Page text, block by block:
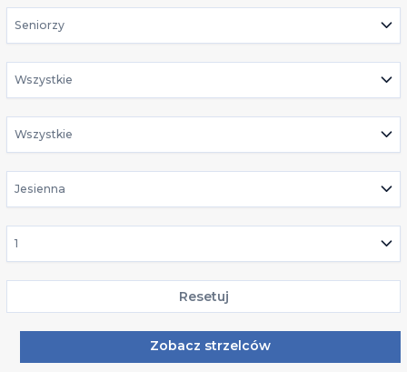
Seniorzy
Wszystkie
Wszystkie
Jesienna
1
Resetuj
Zobacz strzelców